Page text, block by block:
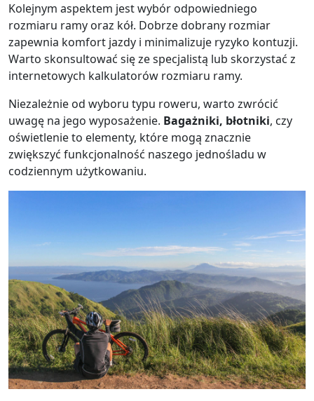
Kolejnym aspektem jest wybór odpowiedniego
rozmiaru ramy oraz kół. Dobrze dobrany rozmiar
zapewnia komfort jazdy i minimalizuje ryzyko kontuzji.
Warto skonsultować się ze specjalistą lub skorzystać z
internetowych kalkulatorów rozmiaru ramy.
Niezależnie od wyboru typu roweru, warto zwrócić
uwagę na jego wyposażenie. Bagażniki, błotniki, czy
oświetlenie to elementy, które mogą znacznie
zwiększyć funkcjonalność naszego jednośladu w
codziennym użytkowaniu.